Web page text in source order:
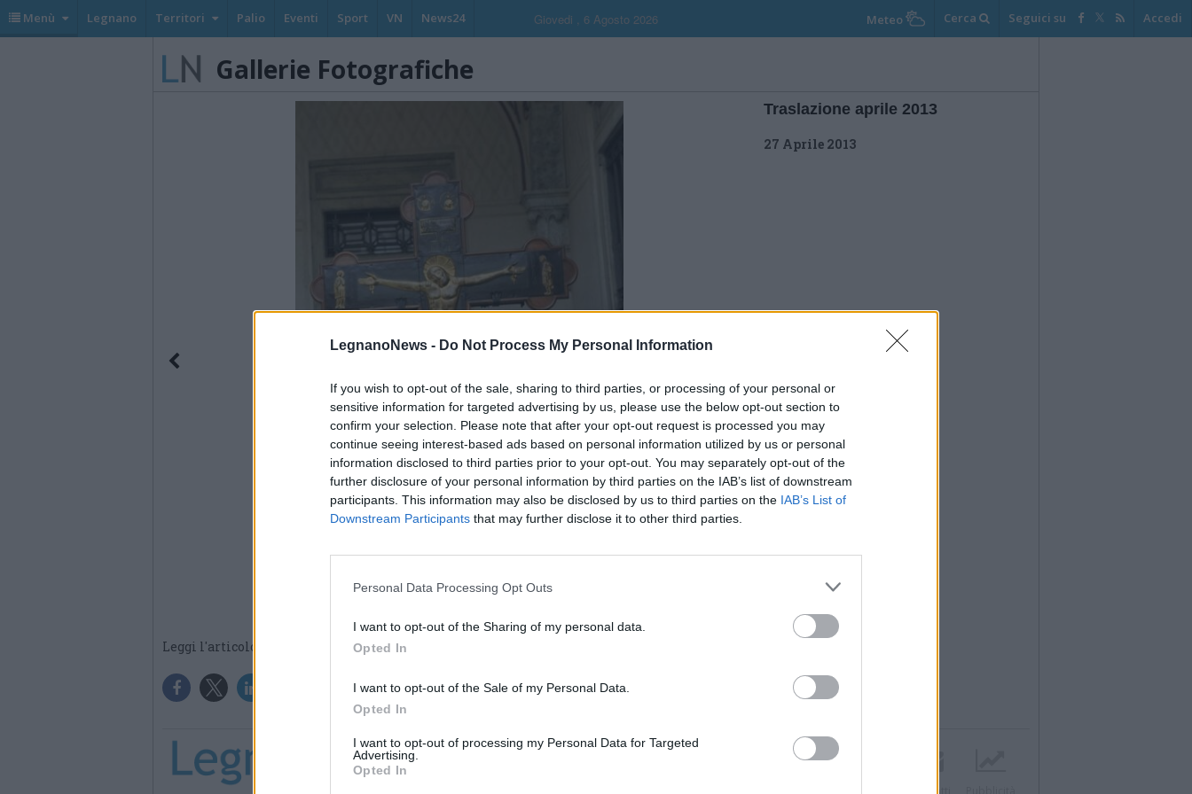
LegnanoNews - Do Not Process My Personal Information
If you wish to opt-out of the sale, sharing to third parties, or processing of your personal or
sensitive information for targeted advertising by us, please use the below opt-out section to
confirm your selection. Please note that after your opt-out request is processed you may
continue seeing interest-based ads based on personal information utilized by us or personal
information disclosed to third parties prior to your opt-out. You may separately opt-out of the
further disclosure of your personal information by third parties on the IAB’s list of downstream
participants. This information may also be disclosed by us to third parties on the IAB’s List of
Downstream Participants that may further disclose it to other third parties.
Personal Data Processing Opt Outs
I want to opt-out of the Sharing of my personal data.
Opted In
I want to opt-out of the Sale of my Personal Data.
Opted In
I want to opt-out of processing my Personal Data for Targeted
Advertising.
Opted In
Menù Legnano Territori Palio Eventi Sport VN News24 Giovedi , 6 Agosto 2026 Meteo Cerca Seguici su Accedi
Gallerie Fotografiche
3 di 27
Leggi l'articolo:
TRASLAZIONE: I CAPITANI RINNOVANO… IL GUARDAROBA
Traslazione aprile 2013
27 Aprile 2013